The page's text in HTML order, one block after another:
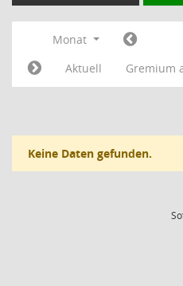
Monat
Aktuell
Gremium
Keine Daten gefunden.